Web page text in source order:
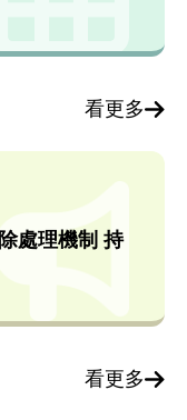
看更多
處理機制 持
看更多